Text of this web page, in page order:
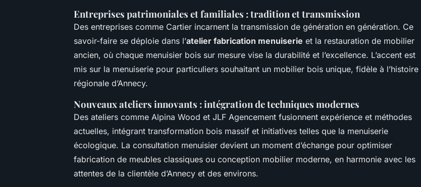
Entreprises patrimoniales et familiales : tradition et transmission
Des entreprises comme Cartier incarnent la transmission de génération en génération. Ce
savoir-faire se déploie dans l’atelier fabrication menuiserie et la restauration de mobilier
ancien, où chaque menuisier bois sur mesure vise la durabilité et l’excellence. L’accent est
mis sur la menuiserie pour particuliers souhaitant un mobilier bois unique, fidèle à l’histoire
régionale d’Annecy.
Nouveaux ateliers innovants : intégration de techniques modernes
Des ateliers comme Alpina Wood et JLF Agencement fusionnent expérience et méthodes
actuelles, intégrant transformation bois massif et initiatives telles que la menuiserie
écologique. La consultation menuisier devient un moment d’échange pour optimiser
fabrication de meubles classiques ou conception mobilier moderne, en harmonie avec les
attentes de la clientèle d’Annecy et des environs.